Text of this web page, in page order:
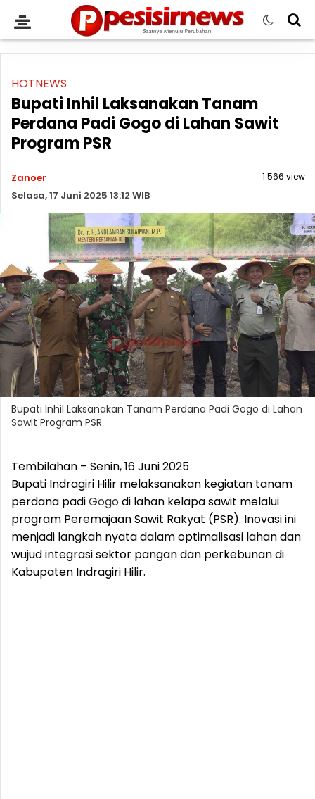
HOTNEWS
Bupati Inhil Laksanakan Tanam
Perdana Padi Gogo di Lahan Sawit
Program PSR
Zanoer
Selasa, 17 Juni 2025 13:12 WIB
1.566 view
Bupati Inhil Laksanakan Tanam Perdana Padi Gogo di Lahan
Sawit Program PSR
Tembilahan – Senin, 16 Juni 2025
Bupati Indragiri Hilir melaksanakan kegiatan tanam
perdana padiGogo di lahan kelapa sawit melalui
program Peremajaan Sawit Rakyat (PSR). Inovasi ini
menjadi langkah nyata dalam optimalisasi lahan dan
wujud integrasi sektor pangan dan perkebunan di
Kabupaten Indragiri Hilir.